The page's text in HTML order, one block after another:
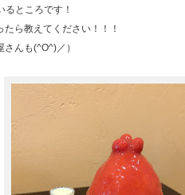
るところです！
ら教えてください！！！
さんも(^O^)／）